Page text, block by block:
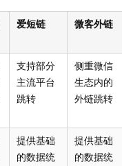
爱短链 微客外链
支持部分
主流平台
跳转
侧重微信
生态内的
外链跳转
提供基础
的数据统
提供基础
的数据统